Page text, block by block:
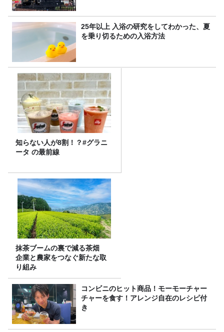
25年以上 入浴の研究をしてわかった、夏
を乗り切るための入浴方法
知らない人が8割！？#グラニ
ータ の最前線
抹茶ブームの裏で減る茶畑
企業と農家をつなぐ新たな取
り組み
コンビニのヒット商品！モーモーチャー
チャーを食す！アレンジ自在のレシピ付
き